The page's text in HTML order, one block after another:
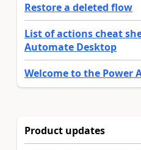
Restore a deleted flow
List of actions cheat
Automate Desktop
Welcome to the Power
Product updates